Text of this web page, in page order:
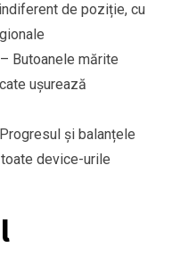
de poziție, cu
– Butoanele mărite
ușurează
și balanțele
device-urile